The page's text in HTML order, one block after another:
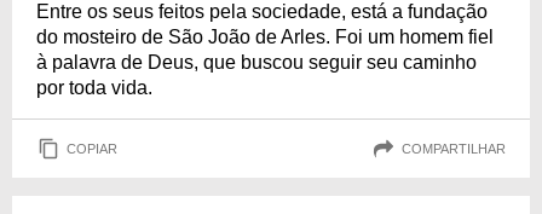
Entre os seus feitos pela sociedade, está a fundação
do mosteiro de São João de Arles. Foi um homem fiel
à palavra de Deus, que buscou seguir seu caminho
por toda vida.
COPIAR COMPARTILHAR